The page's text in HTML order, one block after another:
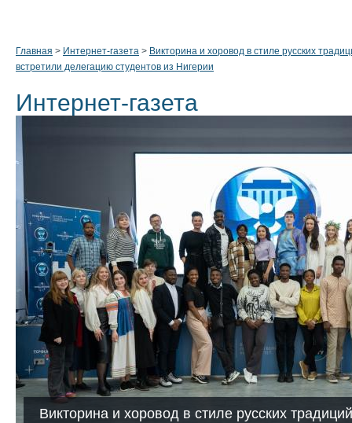
Главная > Интернет-газета > Викторина и хоровод в стиле русских
встретили делегацию студентов из Нигерии
Интернет-газета
Викторина и хоровод в стиле русских